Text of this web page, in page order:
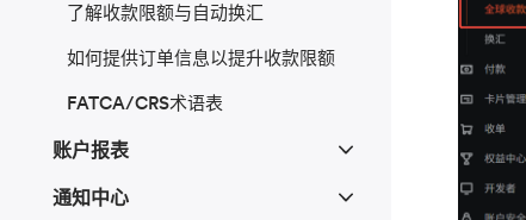
了解收款限额与自动换汇
如何提供订单信息以提升收款限额
FATCA/CRS术语表
账户报表
通知中心